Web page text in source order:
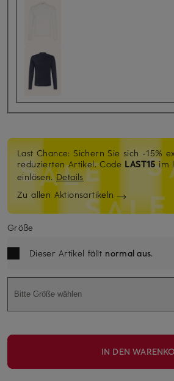
Last Chance: Sichern Sie sich -15%
reduzierten Artikel. Code LAST15im
einlösen.Details
Zu allen Aktionsartikeln
Größe
Dieser Artikel fällt normal aus.
Bitte Größe wählen
IN DEN